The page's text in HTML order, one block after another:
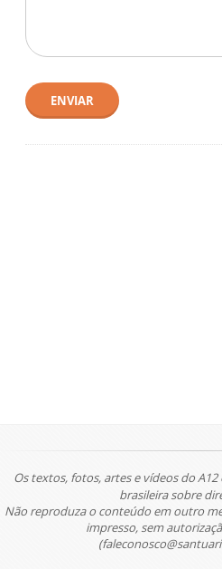
ENVIAR
Os textos, fotos, artes e vídeos do
brasileira sobre
Não reproduza o conteúdo em outro
impresso, sem